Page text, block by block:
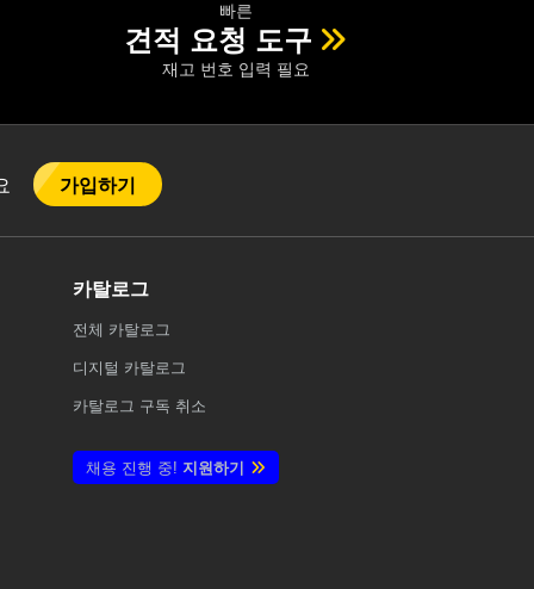
빠른
견적 요청 도구
재고 번호 입력 필요
가입하기
카탈로그
전체 카탈로그
디지털 카탈로그
카탈로그 구독 취소
채용 진행 중! 지원하기